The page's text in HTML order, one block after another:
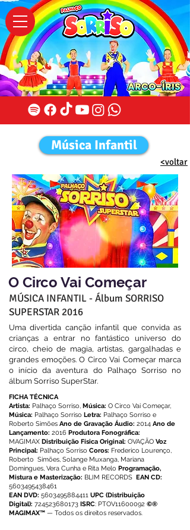
Música Infantil
<voltar
O Circo Vai Começar
MÚSICA INFANTIL - Álbum SORRISO
SUPERSTAR 2016
Uma divertida canção infantil que convida as
crianças a entrar no fantástico universo do
circo, cheio de magia, artistas, gargalhadas e
grandes emoções. O Circo Vai Começar marca
o início da aventura do Palhaço Sorriso no
álbum Sorriso SuperStar.
FICHA TÉCNICA
Artista: Palhaço Sorriso, Música: O Circo Vai Começar,
Música: Palhaço Sorriso Letra: Palhaço Sorriso e
Roberto Simões Ano de Gravação Áudio: 2014 Ano de
Lançamento: 2016 Produtora Fonográfica:
MAGIMAX Distribuição Física Original: OVAÇÃO Voz
Principal: Palhaço Sorriso Coros: Frederico Lourenço,
Roberto Simões, Solange Muxanga, Mariana
Domingues, Vera Cunha e Rita Melo Programação,
Mistura e Masterização: BLIM RECORDS EAN CD:
5603495438461
EAN DVD: 5603495884411 UPC (Distribuição
Digital): 724523680173 ISRC: PTOV11600092 ©®
MAGIMAX™ — Todos os direitos reservados.